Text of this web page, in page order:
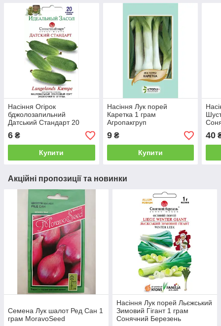
Насіння Огірок
бджолозапильний
Датський Стандарт 20
насінин Сонячний Март
6 ₴
Купити
Насіння Лук порей
Каретка 1 грам
Агропакгруп
9₴
Купити
40
Акційні пропозиції та новинки
Семена Лук шалот Ред Сан 1
грам MoravoSeed
Насіння Лук порей Льєжський
Зимовий Гігант 1 грам
Сонячний Березень